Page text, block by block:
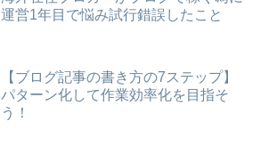
運営1年目で悩み試行錯誤したこと
【ブログ記事の書き方の7ステップ】
パターン化して作業効率化を目指そ
う！